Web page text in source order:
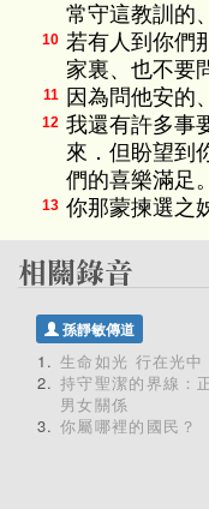
常守這教訓的
10 若有人到你們
家裏、也不要
11 因為問他安的
12 我還有許多事
來．但盼望到
們的喜樂滿足。
13 你那蒙揀選之
孫靜敏傳道
生命如光 行在光中
持守聖潔的界線：
男女關係
你屬哪裡的國民？